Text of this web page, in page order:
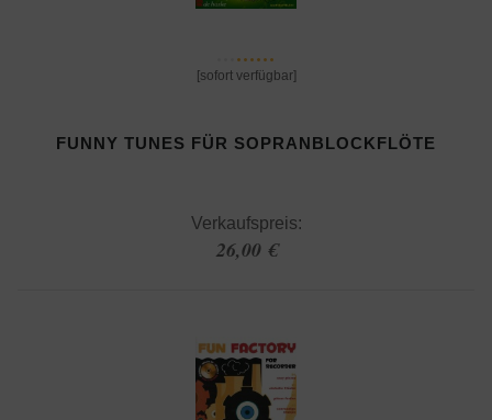
[sofort verfügbar]
FUNNY TUNES FÜR SOPRANBLOCKFLÖTE
Verkaufspreis:
26,00 €